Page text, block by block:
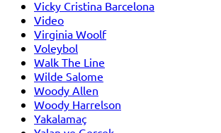
Vicky Cristina Barcelona
Video
Virginia Woolf
Voleybol
Walk The Line
Wilde Salome
Woody Allen
Woody Harrelson
Yakalamaç